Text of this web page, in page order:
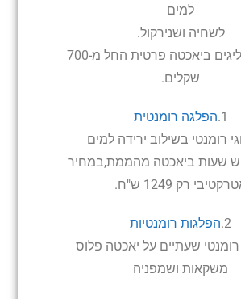
למים
לשחיה ושנירקול.
עד 12 מפליגים ביאכטה פרטית החל מ-700
שקלים.
1. הפלגה רומנטית
רומנטי בשילוב ירידה למים
שעות ביאכטה מהממת,במחיר
רק 1249 ש"ח.
2. הפלגות רומנטיות
רומנטי שעתיים על יאכטה פלוס
משקאות ושמפניה